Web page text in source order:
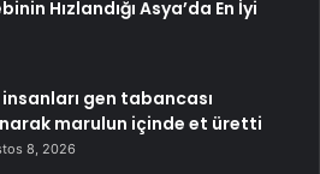
Hızlandığı Asya’da En İyi
gen tabancası
marulun içinde et üretti
8, 2026